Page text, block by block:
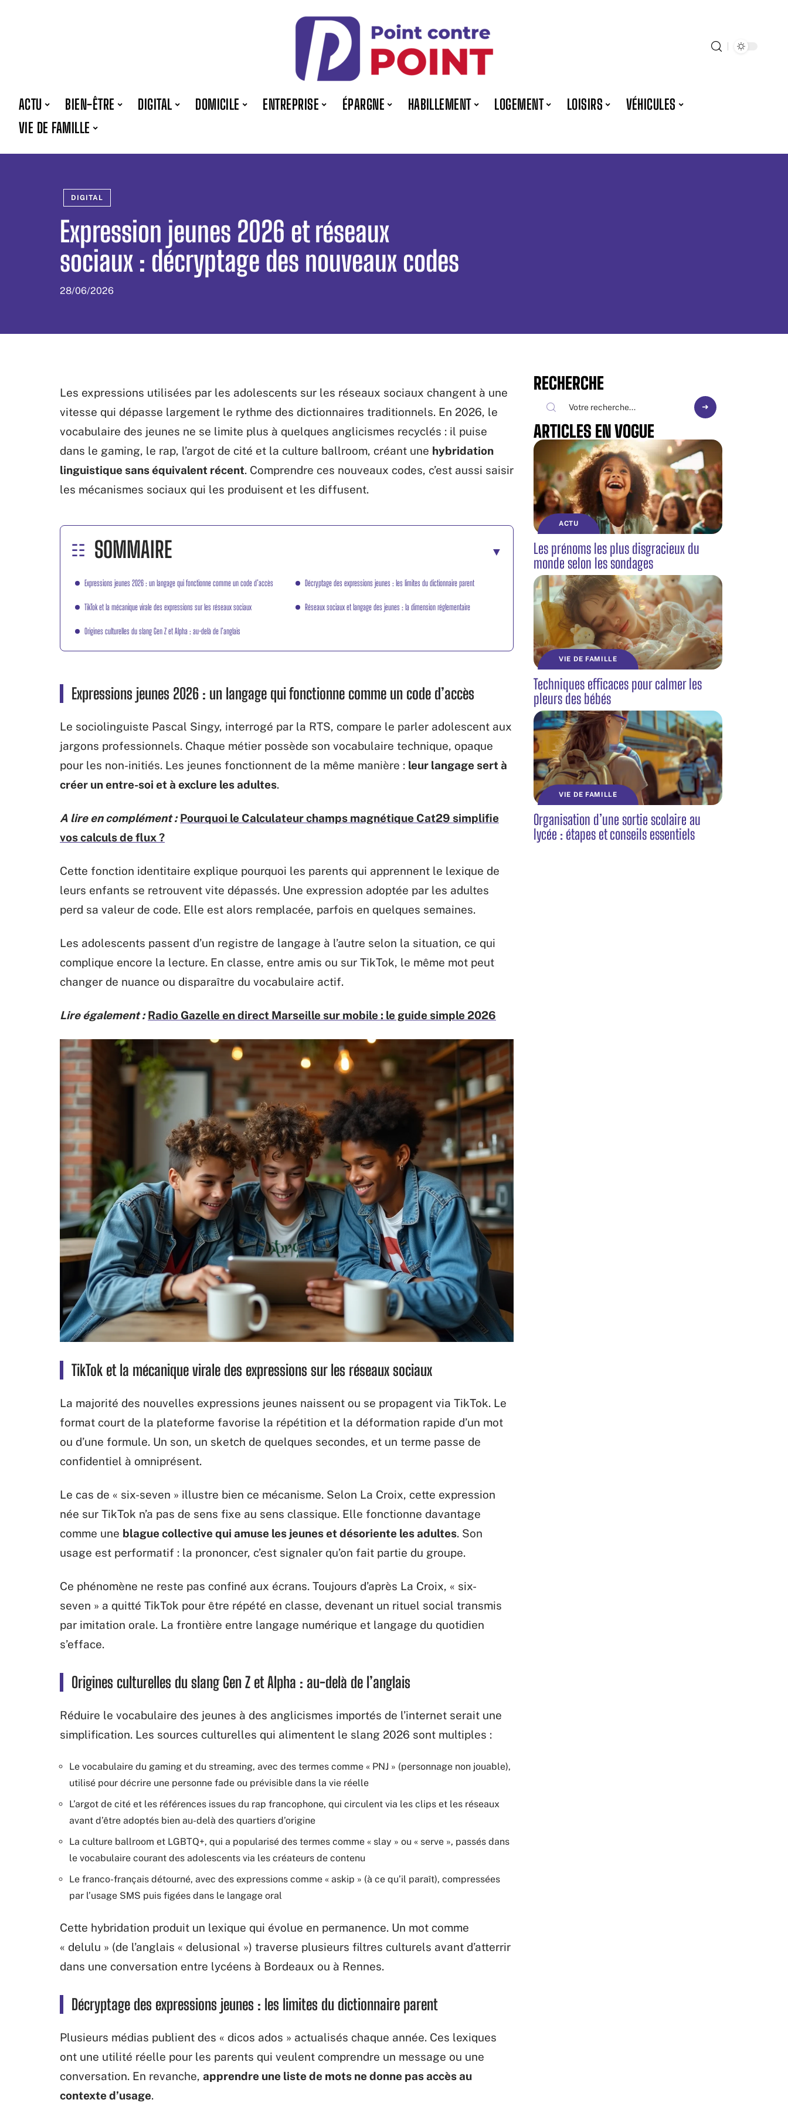
ACTU BIEN-ÊTRE DIGITAL DOMICILE ENTREPRISE ÉPARGNE HABILLEMENT LOGEMENT LOISIRS
VÉHICULES
VIE DE FAMILLE
DIGITAL
Expression jeunes 2026 et réseaux
sociaux : décryptage des nouveaux codes
28/06/2026
Les expressions utilisées par les adolescents sur les réseaux sociaux changent à une
vitesse qui dépasse largement le rythme des dictionnaires traditionnels. En 2026, le
vocabulaire des jeunes ne se limite plus à quelques anglicismes recyclés : il puise
dans le gaming, le rap, l’argot de cité et la culture ballroom, créant une hybridation
linguistique sans équivalent récent. Comprendre ces nouveaux codes, c’est aussi saisir
les mécanismes sociaux qui les produisent et les diffusent.
SOMMAIRE
Expressions jeunes 2026 : un langage qui fonctionne comme un code d’accès
TikTok et la mécanique virale des expressions sur les réseaux sociaux
Origines culturelles du slang Gen Z et Alpha : au-delà de l’anglais
Décryptage des expressions jeunes : les limites du dictionnaire parent
Réseaux sociaux et langage des jeunes : la dimension réglementaire
Expressions jeunes 2026 : un langage qui fonctionne comme un code d’accès
Le sociolinguiste Pascal Singy, interrogé par la RTS, compare le parler adolescent aux
jargons professionnels. Chaque métier possède son vocabulaire technique, opaque
pour les non-initiés. Les jeunes fonctionnent de la même manière : leur langage sert à
créer un entre-soi et à exclure les adultes.
A lire en complément : Pourquoi le Calculateur champs magnétique Cat29 simplifie
vos calculs de flux ?
Cette fonction identitaire explique pourquoi les parents qui apprennent le lexique de
leurs enfants se retrouvent vite dépassés. Une expression adoptée par les adultes
perd sa valeur de code. Elle est alors remplacée, parfois en quelques semaines.
Les adolescents passent d’un registre de langage à l’autre selon la situation, ce qui
complique encore la lecture. En classe, entre amis ou sur TikTok, le même mot peut
changer de nuance ou disparaître du vocabulaire actif.
Lire également : Radio Gazelle en direct Marseille sur mobile : le guide simple 2026
TikTok et la mécanique virale des expressions sur les réseaux sociaux
La majorité des nouvelles expressions jeunes naissent ou se propagent via TikTok. Le
format court de la plateforme favorise la répétition et la déformation rapide d’un mot
ou d’une formule. Un son, un sketch de quelques secondes, et un terme passe de
confidentiel à omniprésent.
Le cas de « six-seven » illustre bien ce mécanisme. Selon La Croix, cette expression
née sur TikTok n’a pas de sens fixe au sens classique. Elle fonctionne davantage
comme une blague collective qui amuse les jeunes et désoriente les adultes. Son
usage est performatif : la prononcer, c’est signaler qu’on fait partie du groupe.
Ce phénomène ne reste pas confiné aux écrans. Toujours d’après La Croix, « six-
seven » a quitté TikTok pour être répété en classe, devenant un rituel social transmis
par imitation orale. La frontière entre langage numérique et langage du quotidien
s’efface.
Origines culturelles du slang Gen Z et Alpha : au-delà de l’anglais
Réduire le vocabulaire des jeunes à des anglicismes importés de l’internet serait une
simplification. Les sources culturelles qui alimentent le slang 2026 sont multiples :
Le vocabulaire du gaming et du streaming, avec des termes comme « PNJ » (personnage non jouable),
utilisé pour décrire une personne fade ou prévisible dans la vie réelle
L’argot de cité et les références issues du rap francophone, qui circulent via les clips et les réseaux
avant d’être adoptés bien au-delà des quartiers d’origine
La culture ballroom et LGBTQ+, qui a popularisé des termes comme « slay » ou « serve », passés dans
le vocabulaire courant des adolescents via les créateurs de contenu
Le franco-français détourné, avec des expressions comme « askip » (à ce qu’il paraît), compressées
par l’usage SMS puis figées dans le langage oral
Cette hybridation produit un lexique qui évolue en permanence. Un mot comme
« delulu » (de l’anglais « delusional ») traverse plusieurs filtres culturels avant d’atterrir
dans une conversation entre lycéens à Bordeaux ou à Rennes.
Décryptage des expressions jeunes : les limites du dictionnaire parent
Plusieurs médias publient des « dicos ados » actualisés chaque année. Ces lexiques
ont une utilité réelle pour les parents qui veulent comprendre un message ou une
conversation. En revanche, apprendre une liste de mots ne donne pas accès au
contexte d’usage.
RECHERCHE
ARTICLES EN VOGUE
ACTU
Les prénoms les plus disgracieux du
monde selon les sondages
VIE DE FAMILLE
Techniques efficaces pour calmer les
pleurs des bébés
VIE DE FAMILLE
Organisation d’une sortie scolaire au
lycée : étapes et conseils essentiels